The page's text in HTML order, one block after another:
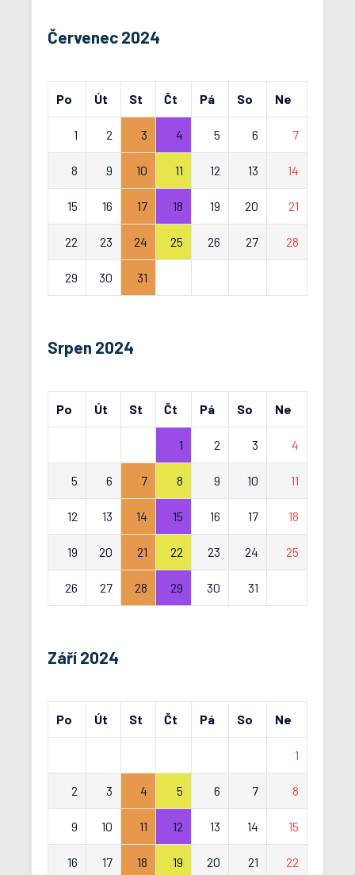
Červenec 2024
Po Út St Čt Pá So Ne
1 2 3 4 5 6 7
8 9 10 11 12 13 14
15 16 17 18 19 20 21
22 23 24 25 26 27 28
29 30 31
Srpen 2024
Po Út St Čt Pá So Ne
1 2 3 4
5 6 7 8 9 10 11
12 13 14 15 16 17 18
19 20 21 22 23 24 25
26 27 28 29 30 31
Září 2024
Po Út St Čt Pá So Ne
1
2 3 4 5 6 7 8
9 10 11 12 13 14 15
16 17 18 19 20 21 22